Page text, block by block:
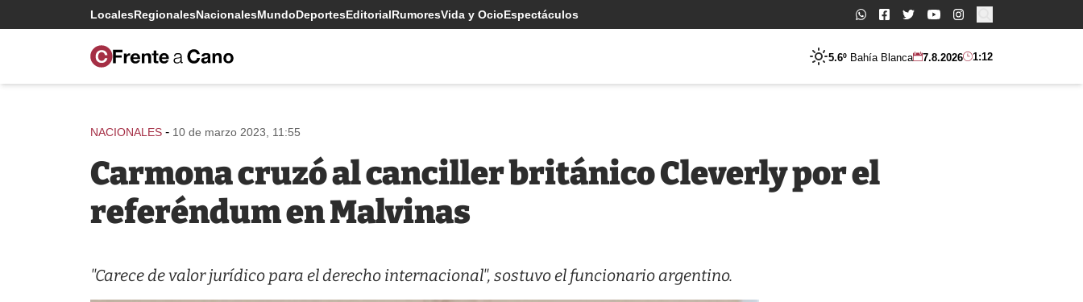
LocalesRegionalesNacionalesMundoDeportesEditorialRumoresVida y OcioEspectáculos Buscar:
5.6º Bahía Blanca 7.8.2026 1:12
NACIONALES - 10 de marzo 2023, 11:55
Carmona cruzó al canciller británico Cleverly por el
referéndum en Malvinas
"Carece de valor jurídico para el derecho internacional", sostuvo el funcionario argentino.